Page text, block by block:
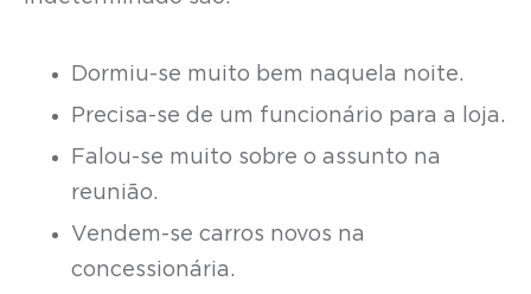
Dormiu-se muito bem naquela noite.
Precisa-se de um funcionário para a loja.
Falou-se muito sobre o assunto na
reunião.
Vendem-se carros novos na
concessionária.